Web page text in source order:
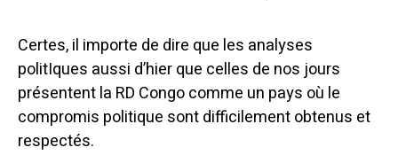
Certes, il importe de dire que les analyses
politIques aussi d’hier que celles de nos jours
présentent la RD Congo comme un pays où le
compromis politique sont difficilement obtenus et
respectés.